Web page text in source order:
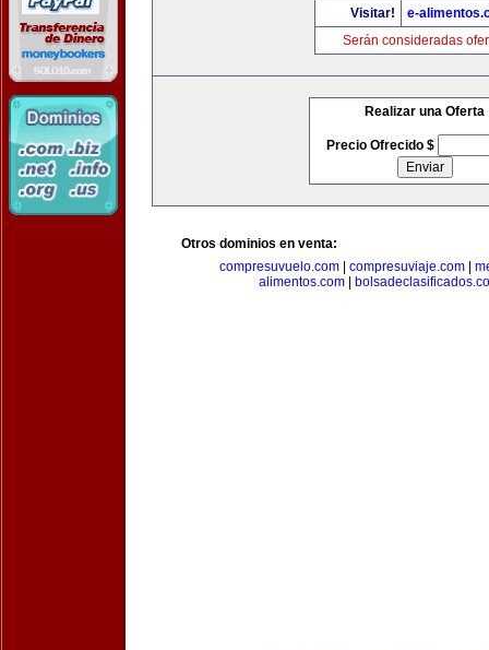
Visitar!
e-
Serán consideradas
Realizar una Oferta
Precio Ofrecido $
Otros dominios en venta:
compresuvuelo.com
compresuviaje.com
alimentos.com